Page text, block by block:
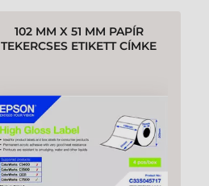
102 MM X 51 MM PAPÍR
TEKERCSES ETIKETT CÍMKE